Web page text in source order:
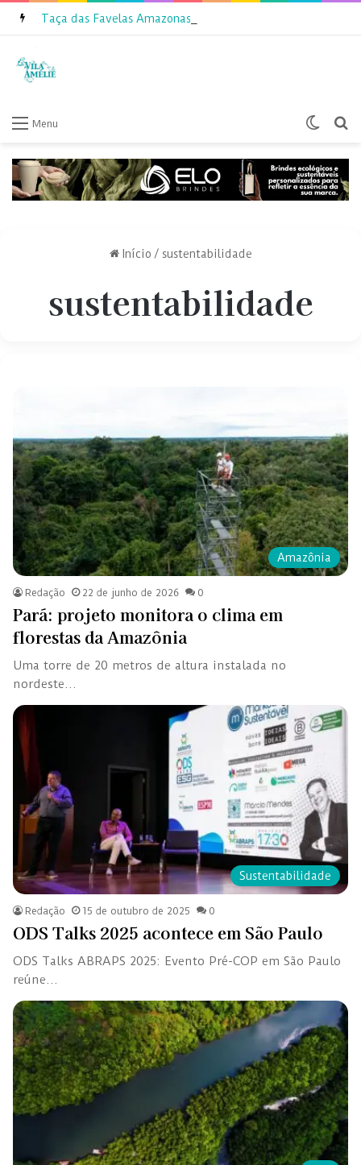
Taça das Favelas Amazonas 2026 inicia inscrições
Menu
Início / sustentabilidade
sustentabilidade
Amazônia
Redação 22 de junho de 2026 0
Pará: projeto monitora o clima em
florestas da Amazônia
Uma torre de 20 metros de altura instalada no
nordeste…
Sustentabilidade
Redação 15 de outubro de 2025 0
ODS Talks 2025 acontece em São Paulo
ODS Talks ABRAPS 2025: Evento Pré-COP em São Paulo
reúne…